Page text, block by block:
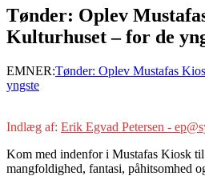
Tønder: Oplev
Kulturhuset – for de
EMNER:Tønder: Oplev Mustafas
yngste
Indlæg af: Erik Egvad Petersen -
Kom med indenfor i Mustafas Kiosk
mangfoldighed, fantasi, påhitsomhed